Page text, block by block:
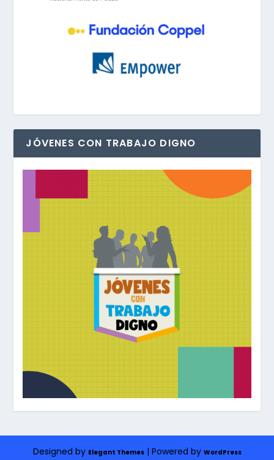
JÓVENES CON TRABAJO DIGNO
Designed by Elegant Themes| Powered by WordPress